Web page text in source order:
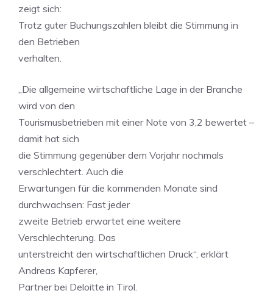
zeigt sich:
Trotz guter Buchungszahlen bleibt die Stimmung in
den Betrieben
verhalten.
„Die allgemeine wirtschaftliche Lage in der Branche
wird von den
Tourismusbetrieben mit einer Note von 3,2 bewertet –
damit hat sich
die Stimmung gegenüber dem Vorjahr nochmals
verschlechtert. Auch die
Erwartungen für die kommenden Monate sind
durchwachsen: Fast jeder
zweite Betrieb erwartet eine weitere
Verschlechterung. Das
unterstreicht den wirtschaftlichen Druck“, erklärt
Andreas Kapferer,
Partner bei Deloitte in Tirol.